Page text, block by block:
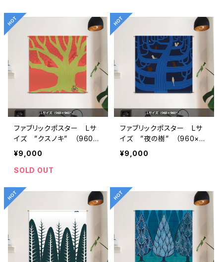
ファブリックポスター Lサ
イズ ”クスノキ” （960×
960mm）
¥9,000
SOLD OUT
ファブリックポスター Lサ
イズ ”夜の樹” （960×9
60mm）
¥9,000